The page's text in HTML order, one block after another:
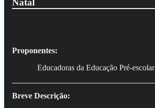
Natal
Proponentes:
Educadoras da Educação Pré-escolar
Breve Descrição: